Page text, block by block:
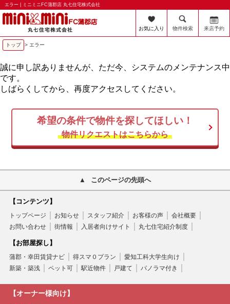
エラー | ミニミニFC蒲郡店 丸七住宅株式会社
お気に入り 物件検索 来店予約
トップ > エラー
誠に申し訳ありませんが、ただ今、システムのメンテナンス中
です。
しばらくしてから、再度アクセスしてください。
希望の条件で物件を探してほしい！
物件リクエストはこちらから
このページの先頭へ
【コンテンツ】
トップページ お知らせ スタッフ紹介 お客様の声
会社概要
お問い合わせ
街情報 入居者向けサイト 丸七住宅紹介制度
【お部屋探し】
蒲郡・幸田賃貸ナビ 得スマ０プラン
愛知工科大学生向け
新築・築浅
ペット可 駅近物件 戸建て パノラマ付き
【オーナー様向け】